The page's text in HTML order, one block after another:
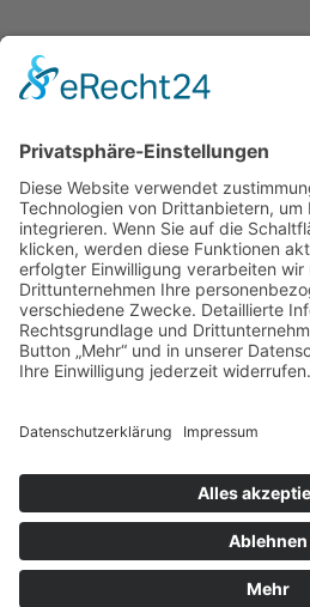
KONTAKT
Spezialitäten aus Österreich
Daimlerstr. 21
50859 Köln
Telefon: 02234 802701
Fax: 02234 986145
Abholung und Verkauf
im Lagerausschließlich
nach Termin­vereinbarung.
Bezahlung & Versand Kontakt
Datenschutz
AGB Widerruf